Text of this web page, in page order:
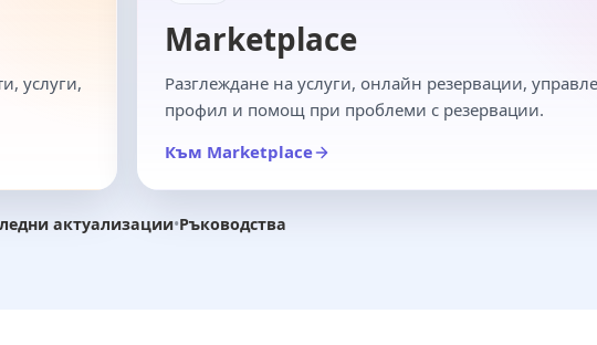
услуги,
Marketplace
Разглеждане на услуги, онлайн резервации,
профил и помощ при проблеми с резервации.
Към Marketplace
актуализации•Ръководства